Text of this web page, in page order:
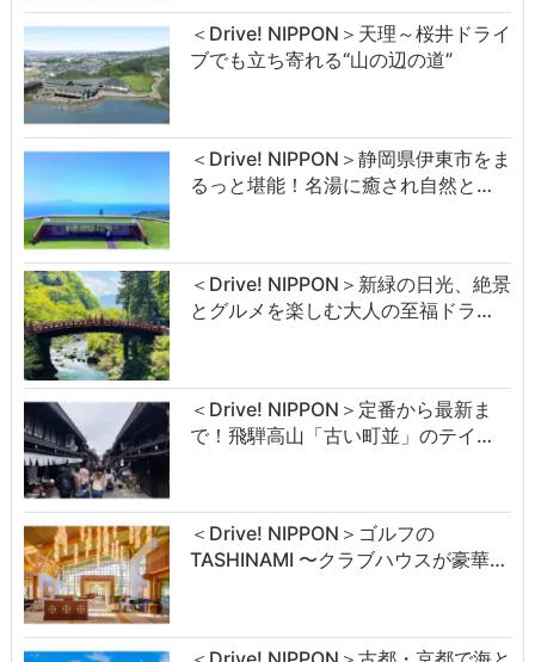
＜Drive! NIPPON＞天理～桜井ドライ
ブでも立ち寄れる“山の辺の道”
＜Drive! NIPPON＞静岡県伊東市をま
るっと堪能！名湯に癒され自然と…
＜Drive! NIPPON＞新緑の日光、絶景
とグルメを楽しむ大人の至福ドラ…
＜Drive! NIPPON＞定番から最新ま
で！飛騨高山「古い町並」のテイ…
＜Drive! NIPPON＞ゴルフの
TASHINAMI 〜クラブハウスが豪華…